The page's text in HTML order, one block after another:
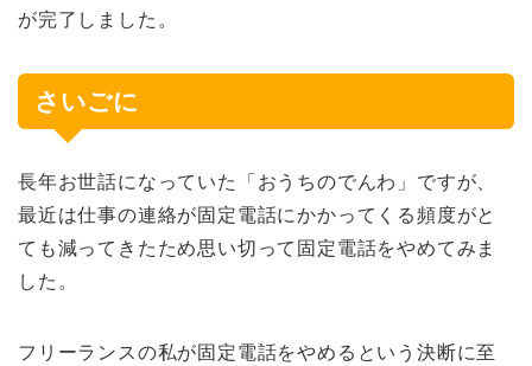
が完了しました。
さいごに
長年お世話になっていた「おうちのでんわ」ですが、
最近は仕事の連絡が固定電話にかかってくる頻度がと
ても減ってきたため思い切って固定電話をやめてみま
した。
フリーランスの私が固定電話をやめるという決断に至